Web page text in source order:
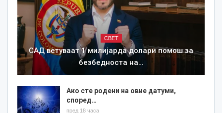
СВЕТ
САД ветуваат 1 милијарда долари помош за
безбедноста на…
Ако сте родени на овие датуми,
според…
пред 18 часа